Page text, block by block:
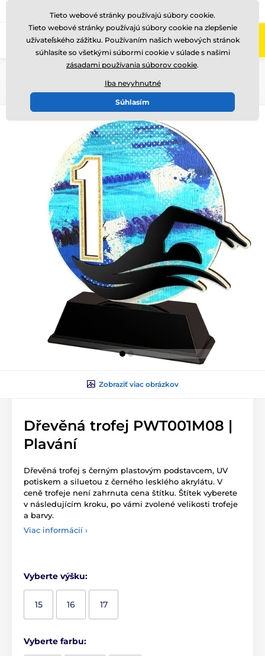
Zavolajte nám (Po-Pi 8-17) +421220255160
Zobraziť viac obrázkov
Dřevěná trofej PWT001M08 |
Plavání
Dřevěná trofej s černým plastovým podstavcem, UV
potiskem a siluetou z černého lesklého akrylátu. V
ceně trofeje není zahrnuta cena štítku. Štítek vyberete
v následujícím kroku, po vámi zvolené velikosti trofeje
a barvy.
Viac informácií ›
Vyberte výšku:
15 16 17
Vyberte farbu:
Tieto webové stránky používajú súbory cookie.
Tieto webové stránky používajú súbory cookie na zlepšenie
užívateľského zážitku. Používaním našich webových stránok
súhlasíte so všetkými súbormi cookie v súlade s našimi
zásadami používania súborov cookie.
Iba nevyhnutné
Súhlasím